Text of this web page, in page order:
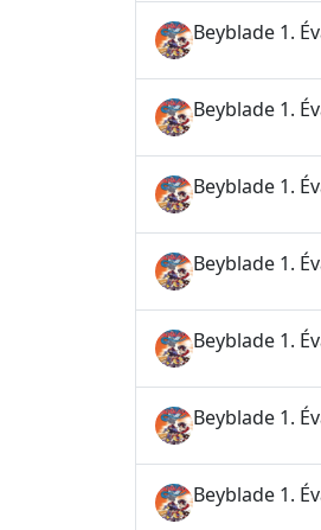
Beyblade 1.
Beyblade 1.
Beyblade 1.
Beyblade 1.
Beyblade 1.
Beyblade 1.
Beyblade 1.